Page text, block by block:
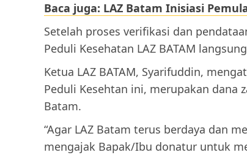
Baca juga: LAZ Batam Inisiasi
Setelah proses verifikasi dan
Peduli Kesehatan LAZ BATAM
Ketua LAZ BATAM, Syarifuddin,
Peduli Kesehtan ini, merupakan dana
Batam.
“Agar LAZ Batam terus berdaya dan
mengajak Bapak/Ibu donatur untuk